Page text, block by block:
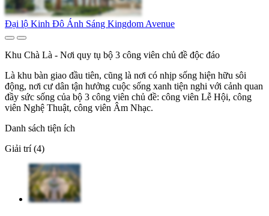
Đại lộ Kinh Đô Ánh Sáng Kingdom Avenue
Khu Chà Là - Nơi quy tụ bộ 3 công viên chủ đề độc đáo
Là khu bàn giao đầu tiên, cũng là nơi có nhịp sống hiện hữu sôi
động, nơi cư dân tận hưởng cuộc sống xanh tiện nghi với cảnh quan
đầy sức sống của bộ 3 công viên chủ đề: công viên Lễ Hội, công
viên Nghệ Thuật, công viên Âm Nhạc.
Danh sách tiện ích
Giải trí (4)